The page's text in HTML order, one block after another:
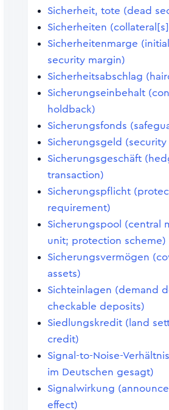
Sicherheit, tote (dead
Sicherheiten
Sicherheitenmarge
security margin)
Sicherheitsabschlag
Sicherungseinbehalt
holdback)
Sicherungsfonds
Sicherungsgeld (security
Sicherungsgeschäft
transaction)
Sicherungspflicht
requirement)
Sicherungspool (central
unit; protection scheme)
Sicherungsvermögen
assets)
Sichteinlagen (demand
checkable deposits)
Siedlungskredit (land
credit)
Signal-to-Noise-
im Deutschen gesagt)
Signalwirkung
effect)